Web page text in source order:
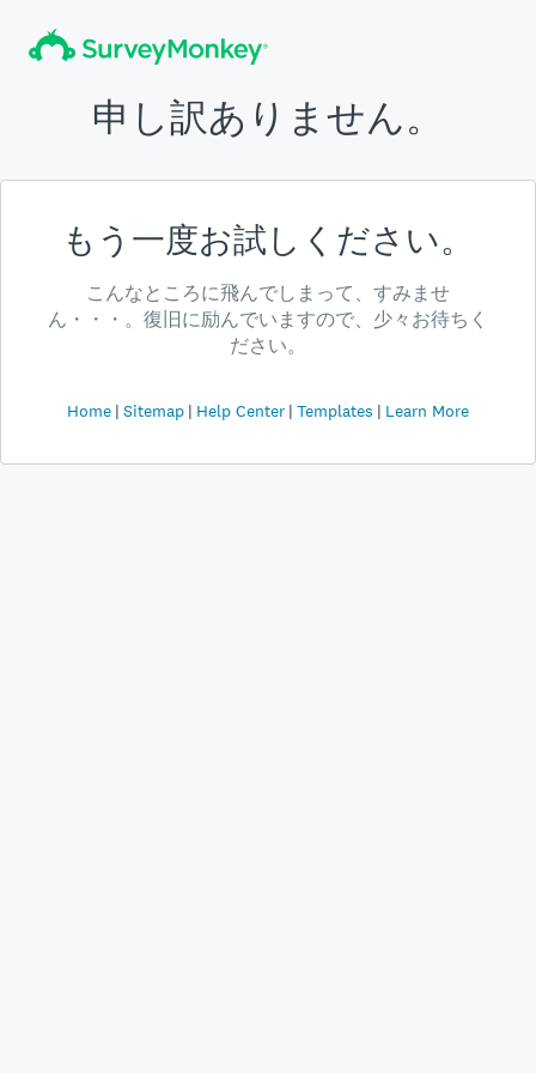
申し訳ありません。
もう一度お試しください。
こんなところに飛んでしまって、すみませ
ん・・・。復旧に励んでいますので、少々お待ちく
ださい。
Home Sitemap Help Center Templates Learn More